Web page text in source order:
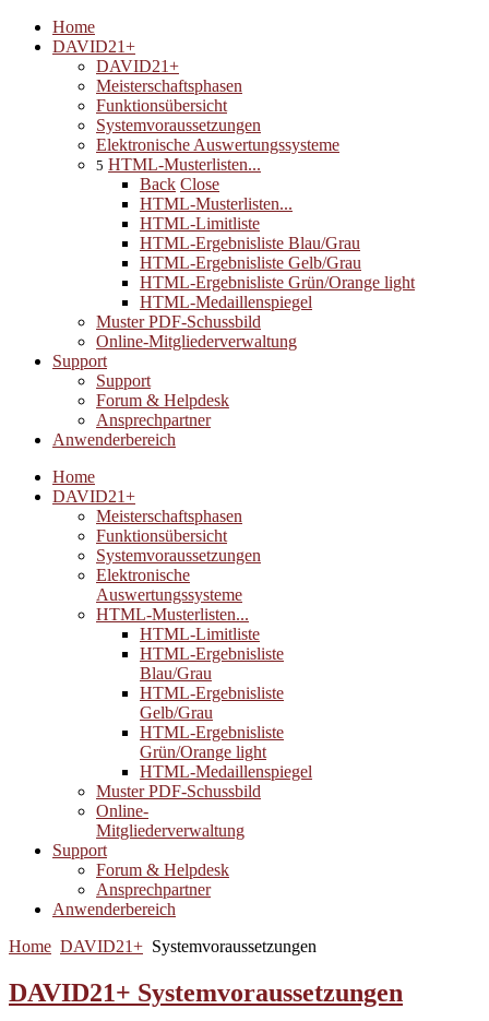
Home
DAVID21+
DAVID21+
Meisterschaftsphasen
Funktionsübersicht
Systemvoraussetzungen
Elektronische Auswertungssysteme
5 HTML-Musterlisten...
Back Close
HTML-Musterlisten...
HTML-Limitliste
HTML-Ergebnisliste Blau/Grau
HTML-Ergebnisliste Gelb/Grau
HTML-Ergebnisliste Grün/Orange light
HTML-Medaillenspiegel
Muster PDF-Schussbild
Online-Mitgliederverwaltung
Support
Support
Forum & Helpdesk
Ansprechpartner
Anwenderbereich
Home
DAVID21+
Meisterschaftsphasen
Funktionsübersicht
Systemvoraussetzungen
Elektronische
Auswertungssysteme
HTML-Musterlisten...
HTML-Limitliste
HTML-Ergebnisliste
Blau/Grau
HTML-Ergebnisliste
Gelb/Grau
HTML-Ergebnisliste
Grün/Orange light
HTML-Medaillenspiegel
Muster PDF-Schussbild
Online-
Mitgliederverwaltung
Support
Forum & Helpdesk
Ansprechpartner
Anwenderbereich
Home DAVID21+ Systemvoraussetzungen
DAVID21+ Systemvoraussetzungen